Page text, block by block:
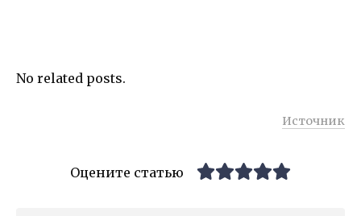
No related posts.
Источник
Оцените статью